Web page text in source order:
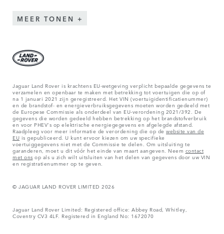
MEER TONEN
Jaguar Land Rover is krachtens EU-wetgeving verplicht bepaalde gegevens te
verzamelen en openbaar te maken met betrekking tot voertuigen die op of
na 1 januari 2021 zijn geregistreerd. Het VIN (voertuigidentificatienummer)
en de brandstof- en energieverbruiksgegevens moeten worden gedeeld met
de Europese Commissie als onderdeel van EU-verordening 2021/392. De
gegevens die worden gedeeld hebben betrekking op het brandstofverbruik
en voor PHEV's op elektrische energiegegevens en afgelegde afstand.
Raadpleeg voor meer informatie de verordening die op dewebsite van de
EU is gepubliceerd. U kunt ervoor kiezen om uw specifieke
voertuiggegevens niet met de Commissie te delen. Om uitsluiting te
garanderen, moet u dit vóór het einde van maart aangeven. Neem contact
met ons op als u zich wilt uitsluiten van het delen van gegevens door uw VIN
en registratienummer op te geven.
© JAGUAR LAND ROVER LIMITED 2026
Jaguar Land Rover Limited: Registered office: Abbey Road, Whitley,
Coventry CV3 4LF. Registered in England No: 1672070